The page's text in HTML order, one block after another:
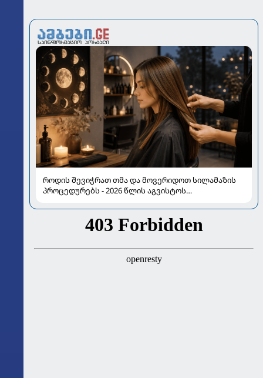
როდის შევიჭრათ თმა და მოვერიდოთ სილამაზის
პროცედურებს - 2026 წლის აგვისტოს